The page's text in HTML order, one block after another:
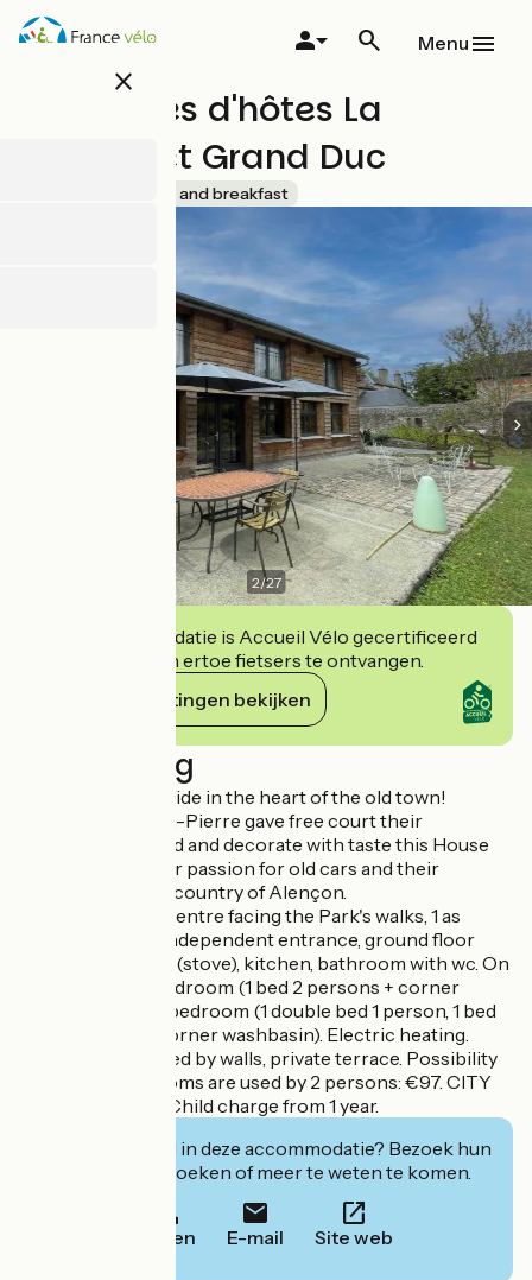
Overslaan
en
close
Menu
Chambres d'hôtes La
Hulotte et Grand Duc
Bed and breakfast
2/27
Deze accommodatie is Accueil Vélo gecertificeerd
en verbindt zich ertoe fietsers te ontvangen.
Haar verplichtingen bekijken
Beschrijving
An air of countryside in the heart of the old town!
Jocelyne and Jean-Pierre gave free court their
inspiration to build and decorate with taste this House
and will share their passion for old cars and their
knowledge of the country of Alençon.
Close to the city centre facing the Park's walks, 1 as
family suite with independent entrance, ground floor
private residence (stove), kitchen, bathroom with wc. On
the first floor: 1 bedroom (1 bed 2 persons + corner
washbasin) and 1 bedroom (1 double bed 1 person, 1 bed
80 cm folding + corner washbasin). Electric heating.
Garden surrounded by walls, private terrace. Possibility
garage. If the 2 rooms are used by 2 persons: €97. CITY
TAX INCLUDED. Child charge from 1 year.
Geïnteresseerd in deze accommodatie? Bezoek hun
website om te boeken of meer te weten te komen.
Bellen E-mail Site web